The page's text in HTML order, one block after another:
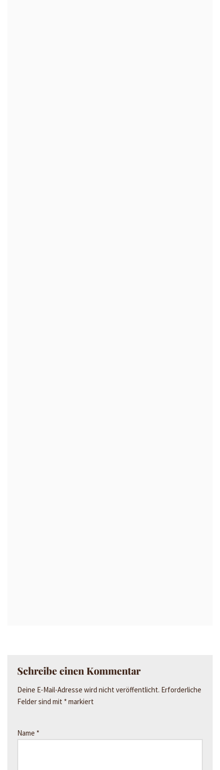
Schreibe einen Kommentar
Deine E-Mail-Adresse wird nicht veröffentlicht. Erforderliche
Felder sind mit *markiert
Name *